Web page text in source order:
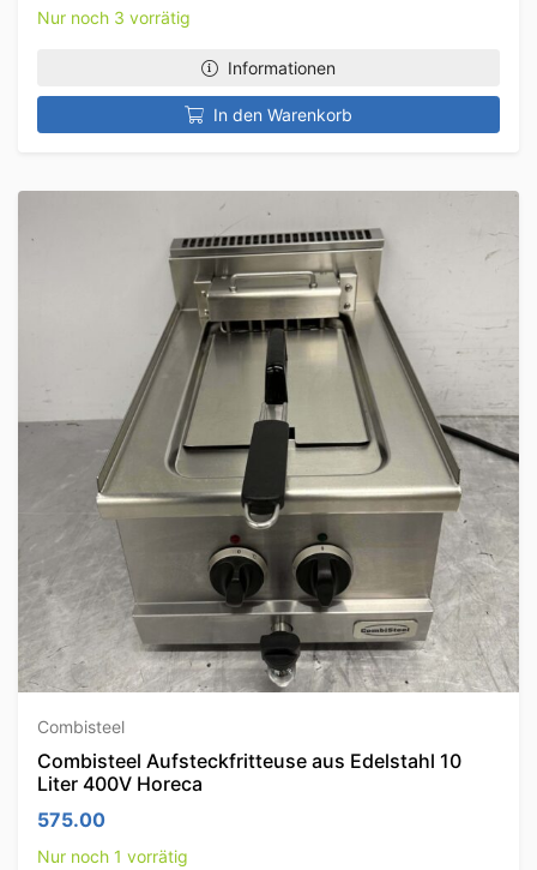
Nur noch 3 vorrätig
Informationen
In den Warenkorb
Combisteel
Combisteel Aufsteckfritteuse aus Edelstahl 10
Liter 400V Horeca
575.00
Nur noch 1 vorrätig